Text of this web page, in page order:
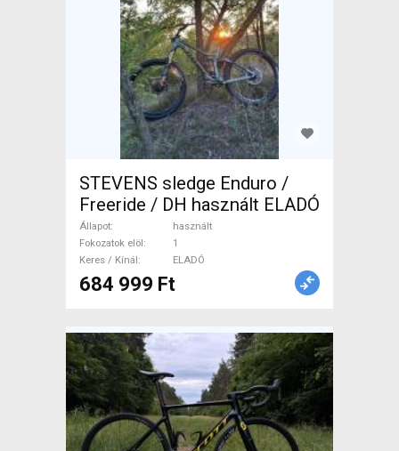
STEVENS sledge Enduro /
Freeride / DH használt ELADÓ
Állapot
használt
Fokozatok elöl
1
Keres / Kínál
ELADÓ
684 999 Ft